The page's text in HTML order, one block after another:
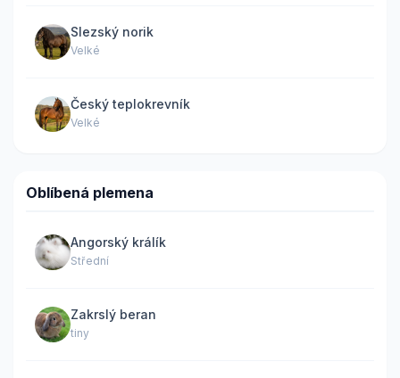
Slezský norik
Velké
Český teplokrevník
Velké
Oblíbená plemena
Angorský králík
Střední
Zakrslý beran
tiny